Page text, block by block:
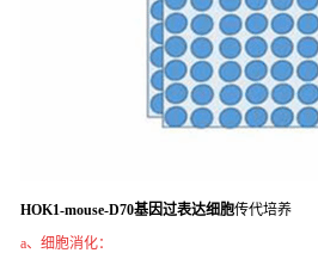
HOK1-mouse-D70基因过表达细胞传代培养
a、细胞消化：